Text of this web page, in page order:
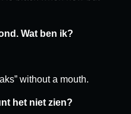
Wat ben ik?
without a mouth.
het niet zien?